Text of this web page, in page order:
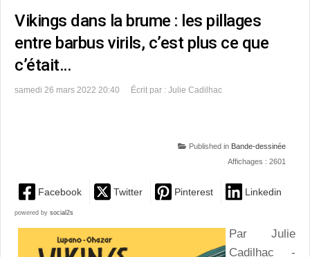
Vikings dans la brume : les pillages
entre barbus virils, c’est plus ce que
c’était…
samedi 26 mars 2022 20:40 Écrit par : Julie Cadilhac
Published in Bande-dessinée
Affichages : 2601
Facebook Twitter Pinterest Linkedin
powered by social2s
Par Julie
Cadilhac -